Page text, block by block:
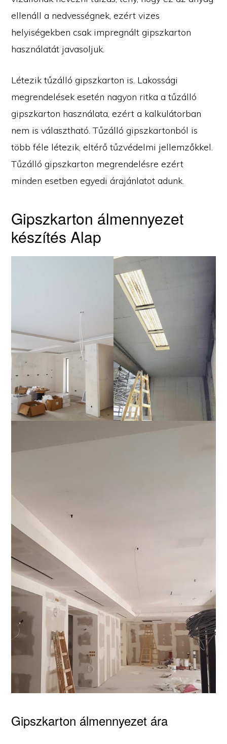
ellenáll a nedvességnek, ezért vizes
helyiségekben csak impregnált gipszkarton
használatát javasoljuk.
Létezik tűzálló gipszkarton is. Lakossági
megrendelések esetén nagyon ritka a tűzálló
gipszkarton használata, ezért a kalkulátorban
nem is választható. Tűzálló gipszkartonból is
több féle létezik, eltérő tűzvédelmi jellemzőkkel.
Tűzálló gipszkarton megrendelésre ezért
minden esetben egyedi árajánlatot adunk.
Gipszkarton álmennyezet
készítés Alap
Gipszkarton álmennyezet ára